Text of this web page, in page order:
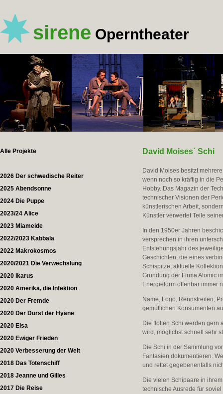
sirene Operntheater
Alle Projekte
2026 Der schwedische Reiter
2025 Abendsonne
2024 Die Puppe
2023/24 Alice
2023 Miameide
2022/2023 Kabbala
2022 Makrokosmos
2020/2021 Die Verwechslung
2020 Ikarus
2020 Amerika, die Infektion
2020 Der Fremde
2020 Der Durst der Hyäne
2020 Elsa
2020 Ewiger Frieden
2020 Verbesserung der Welt
2018 Das Totenschiff
2018 Jeanne und Gilles
2017 Die Reise
David Moises´ Schi
David Moises besitzt
wenn noch so kräftig in die
Hobby. Das Magazin der
technischer Visionen der
künstlerischen Arbeit,
Künstler verwertet Teile
In den 1950er Jahren
versprechen in ihren
Entstehungsjahr des
Geschichten, die eines
Schispitze, aktuelle
Gründung der Firma Atomic
Energieform offenbar immer
Name, Logo, Rennstreifen,
gemütlichen Konsumenten
Die flotten Schi werden gern
wird, möglichst schnell sehr
Die Schi in der Sammlung
Fantasien dokumentieren.
und rettet gegebenenfalls
Die vielen Schipaare in
technische Ausrede für